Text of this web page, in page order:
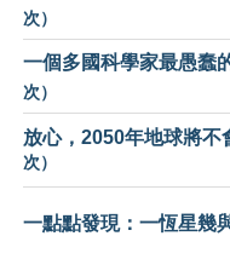
次）
一個多國科學家最愚蠢
次）
放心，2050年地球將不
次）
一點點發現：一恆星幾